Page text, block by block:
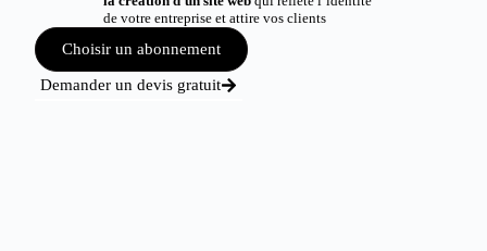
de votre entreprise et attire vos clients
Choisir un abonnement
Demander un devis gratuit